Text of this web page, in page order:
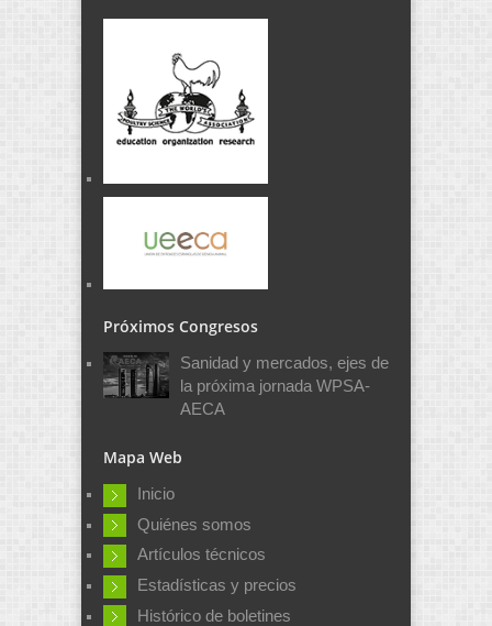
Próximos Congresos
Sanidad y mercados, ejes de
la próxima jornada WPSA-
AECA
Mapa Web
Inicio
Quiénes somos
Artículos técnicos
Estadísticas y precios
Histórico de boletines